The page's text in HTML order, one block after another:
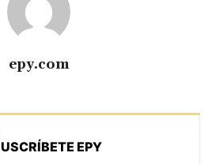
epy.com
USCRÍBETE EPY